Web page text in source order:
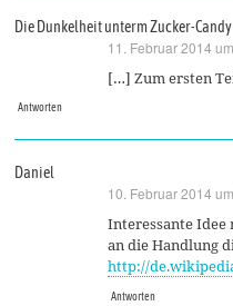
Die Dunkelheit unterm Zucker-Candy
11. Februar 2014
[…] Zum ersten
Antworten
Daniel
10. Februar 2014
Interessante Idee
an die Handlung
http://
Antworten